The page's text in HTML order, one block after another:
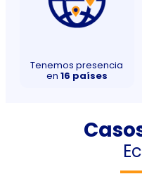
Tenemos presencia
en 16 países